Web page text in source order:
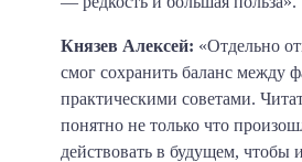
Князев Алексей: «Отдельно
смог сохранить баланс между
практическими советами.
понятно не только что
действовать в будущем, чтобы